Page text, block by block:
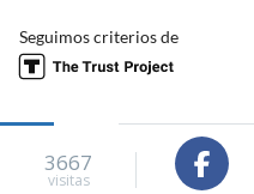
Seguimos criterios de
3667
visitas